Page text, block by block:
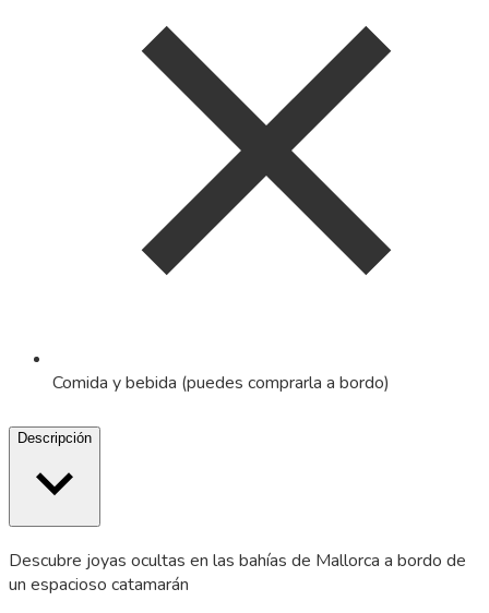
Comida y bebida (puedes comprarla a bordo)
Descripción
Descubre joyas ocultas en las bahías de Mallorca a bordo de
un espacioso catamarán